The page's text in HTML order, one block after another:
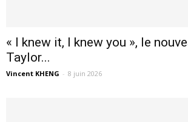
« I knew it, I knew you », le
Taylor...
Vincent KHENG - 8 juin 2026